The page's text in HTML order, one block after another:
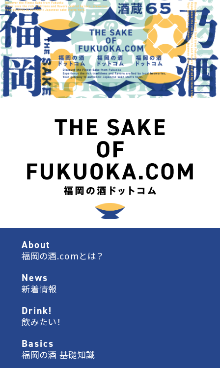
About
福岡の酒.comとは？
News
新着情報
Drink!
飲みたい！
Basics
福岡の酒 基礎知識